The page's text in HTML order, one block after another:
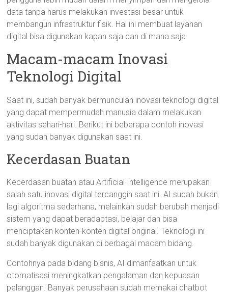
data tanpa harus melakukan investasi besar untuk
membangun infrastruktur fisik. Hal ini membuat layanan
digital bisa digunakan kapan saja dan di mana saja.
Macam-macam Inovasi
Teknologi Digital
Saat ini, sudah banyak bermunculan inovasi teknologi digital
yang dapat mempermudah manusia dalam melakukan
aktivitas sehari-hari. Berikut ini beberapa contoh inovasi
yang sudah banyak digunakan saat ini.
Kecerdasan Buatan
Kecerdasan buatan atau Artificial Intelligence merupakan
salah satu inovasi digital tercanggih saat ini. AI sudah bukan
lagi algoritma sederhana, melainkan sudah berubah menjadi
sistem yang dapat beradaptasi, belajar dan bisa
menciptakan konten-konten digital original. Teknologi ini
sudah banyak digunakan di berbagai macam bidang.
Contohnya pada bidang bisnis, AI dimanfaatkan untuk
otomatisasi meningkatkan pengalaman dan kepuasan
pelanggan. Banyak perusahaan sudah memakai chatbot